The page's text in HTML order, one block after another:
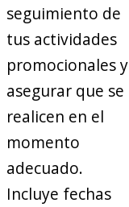
seguimiento de
tus actividades
promocionales y
asegurar que se
realicen en el
momento
adecuado.
Incluye fechas